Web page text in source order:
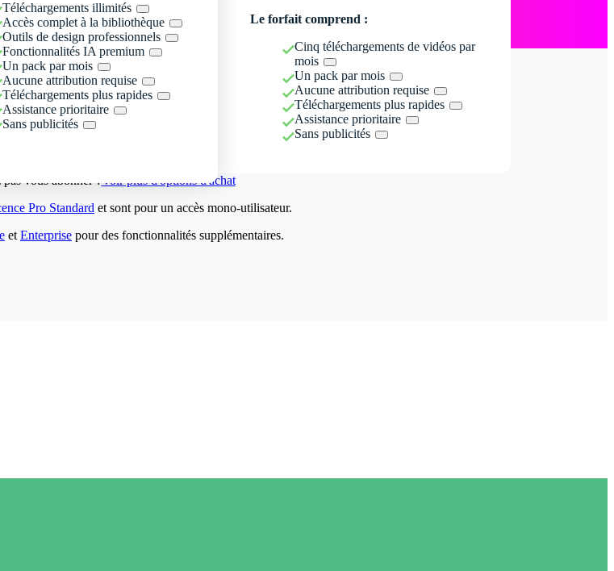
Téléchargements illimités
Accès complet à la bibliothèque
Outils de design professionnels
Fonctionnalités IA premium
Un pack par mois
Aucune attribution requise
Téléchargements plus rapides
Assistance prioritaire
Sans publicités
Le forfait comprend :
Cinq téléchargements de vidéos par
mois
Un pack par mois
Aucune attribution requise
Téléchargements plus rapides
Assistance prioritaire
Sans publicités
vous abonner ?Voir plus d'options d'achat
Pro Standard et sont pour un accès mono-utilisateur.
et Enterprise pour des fonctionnalités supplémentaires.